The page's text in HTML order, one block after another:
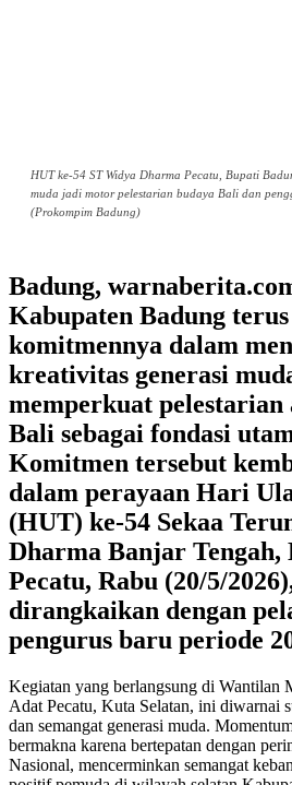
HUT ke-54 ST Widya Dharma Pecatu, Bupati
muda jadi motor pelestarian budaya Bali dan
(Prokompim Badung)
Badung,
Kabupaten Badung
komitmennya dalam
kreativitas generasi
memperkuat pelestarian
Bali sebagai fondasi
Komitmen tersebut
dalam perayaan Hari
(HUT) ke-54 Sekaa
Dharma Banjar Tengah,
Pecatu, Rabu (20/5/
dirangkaikan dengan
pengurus baru periode
Kegiatan yang berlangsung di Wantilan
Adat Pecatu, Kuta Selatan, ini diwarnai
dan semangat generasi muda.
bermakna karena bertepatan dengan
Nasional, mencerminkan semangat